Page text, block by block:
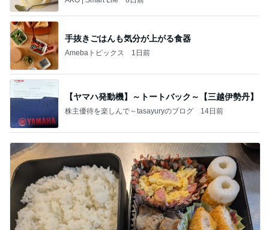
手抜きごはんも気分が上がる食器
Amebaトピックス 1日前
【ヤマハ発動機】～トートバック～【三越伊勢丹】
株主優待を楽しんで～tasayuryのブログ 14日前